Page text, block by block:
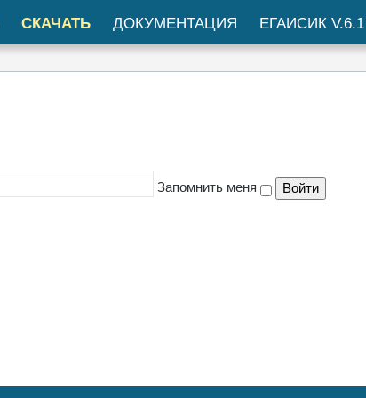
СКАЧАТЬ ДОКУМЕНТАЦИЯ ЕГАИСИК V.6.1
Запомнить меня